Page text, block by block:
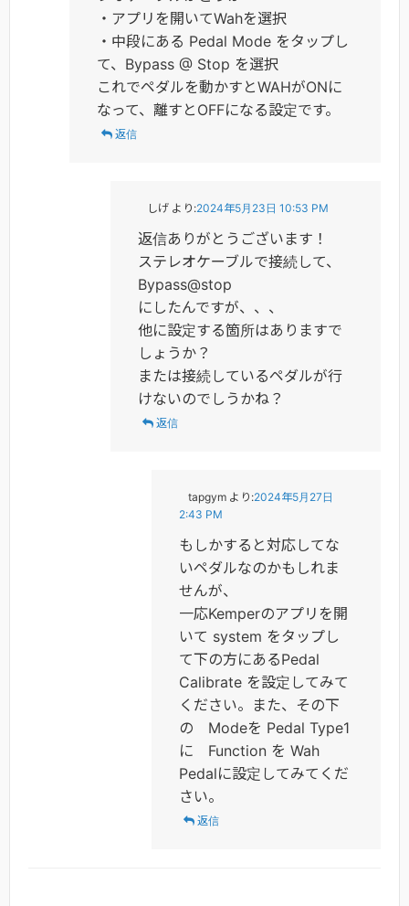
・アプリを開いてWahを選択
・中段にある Pedal Mode をタップし
て、Bypass @ Stop を選択
これでペダルを動かすとWAHがONに
なって、離すとOFFになる設定です。
返信
しげ より:2024年5月23日 10:53 PM
返信ありがとうございます！
ステレオケーブルで接続して、
Bypass@stop
にしたんですが、、、
他に設定する箇所はありますで
しょうか？
または接続しているペダルが行
けないのでしうかね？
返信
tapgym より:2024年5月27日
2:43 PM
もしかすると対応してな
いペダルなのかもしれま
せんが、
一応Kemperのアプリを開
いて system をタップし
て下の方にあるPedal
Calibrate を設定してみて
ください。また、その下
の Modeを Pedal Type1
に Function を Wah
Pedalに設定してみてくだ
さい。
返信